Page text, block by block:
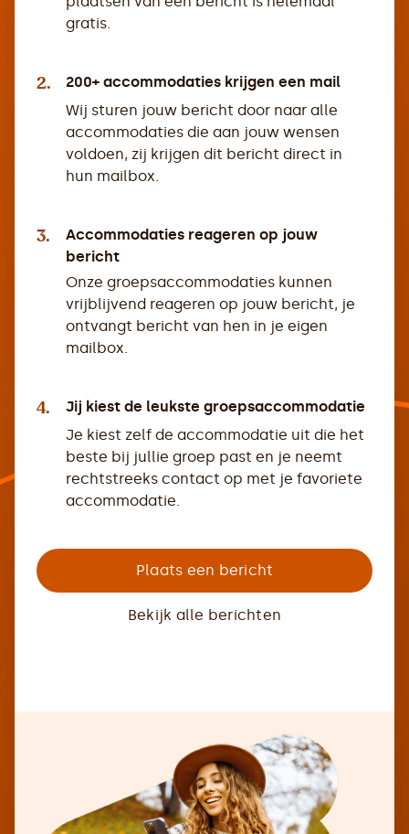
gratis.
2.
200+ accommodaties krijgen een mail
Wij sturen jouw bericht door naar alle
accommodaties die aan jouw wensen
voldoen, zij krijgen dit bericht direct in
hun mailbox.
3.
Accommodaties reageren op jouw
bericht
Onze groepsaccommodaties kunnen
vrijblijvend reageren op jouw bericht, je
ontvangt bericht van hen in je eigen
mailbox.
4.
Jij kiest de leukste groepsaccommodatie
Je kiest zelf de accommodatie uit die het
beste bij jullie groep past en je neemt
rechtstreeks contact op met je favoriete
accommodatie.
Plaats een bericht
Bekijk alle berichten